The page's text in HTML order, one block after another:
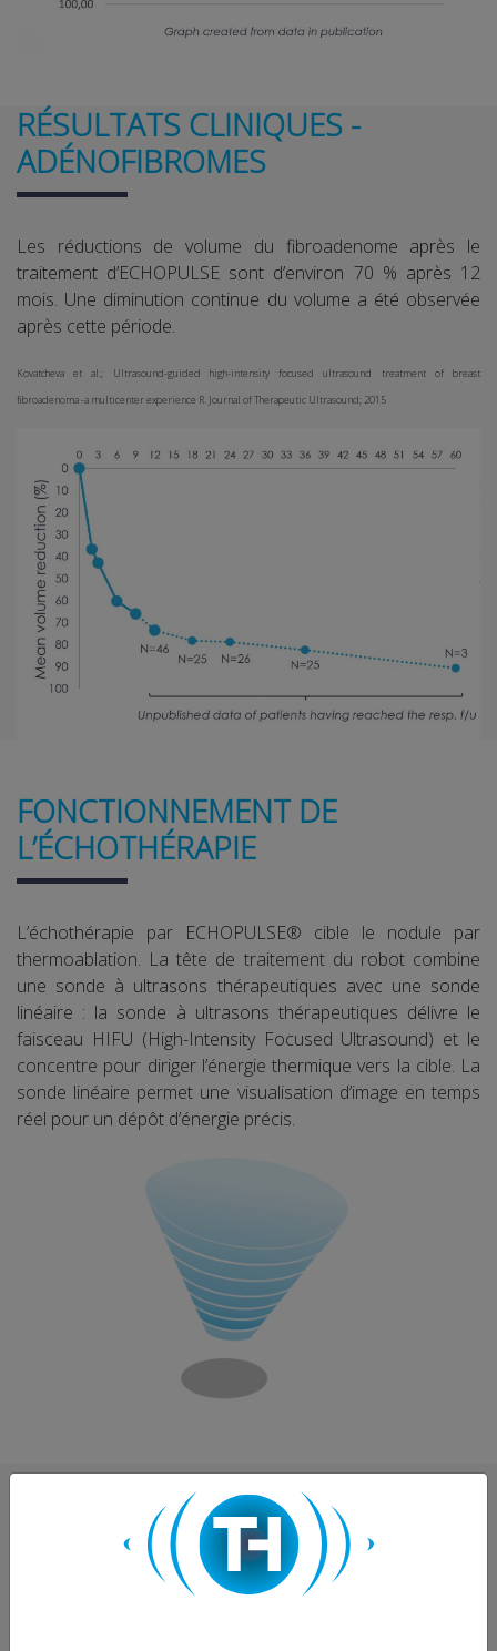
RÉSULTATS CLINIQUES -
ADÉNOFIBROMES
Les réductions de volume du fibroadenome après le
traitement d’ECHOPULSE sont d’environ 70 % après 12
mois. Une diminution continue du volume a été observée
après cette période.
Kovatcheva et al.; Ultrasound-guided high-intensity focused ultrasound treatment of breast
fibroadenoma -a multicenter experience R. Journal of Therapeutic Ultrasound; 2015
FONCTIONNEMENT DE
L’ÉCHOTHÉRAPIE
L’échothérapie par ECHOPULSE® cible le nodule par
thermoablation. La tête de traitement du robot combine
une sonde à ultrasons thérapeutiques avec une sonde
linéaire : la sonde à ultrasons thérapeutiques délivre le
faisceau HIFU (High-Intensity Focused Ultrasound) et le
concentre pour diriger l’énergie thermique vers la cible. La
sonde linéaire permet une visualisation d’image en temps
réel pour un dépôt d’énergie précis.
CITATIONS D'EXPERTS
SCIENTIFIQUES ET CLINIQUES